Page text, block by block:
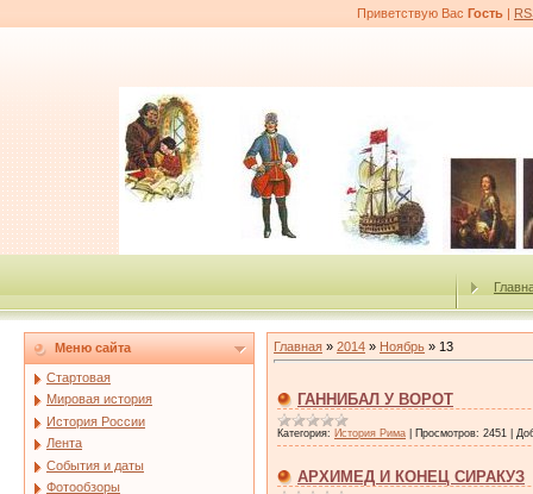
Приветствую Вас Гость |
Меню сайта
Стартовая
Мировая история
История России
Лента
События и даты
Фотообзоры
Главная » 2014 » Ноябрь » 13
ГАННИБАЛ У ВОРОТ
Категория: История Рима Просмотров: 2451
АРХИМЕД И КОНЕЦ СИРАКУЗ